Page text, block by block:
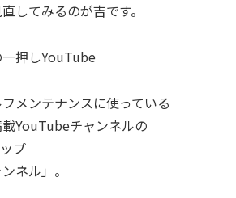
してみるのが吉です。
押しYouTube
メンテナンスに使っている
YouTubeチャンネルの
プ
ネル」。